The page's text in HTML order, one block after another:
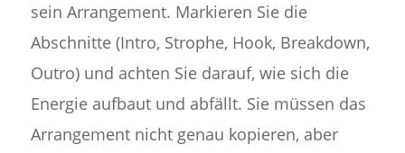
sein Arrangement. Markieren Sie die
Abschnitte (Intro, Strophe, Hook, Breakdown,
Outro) und achten Sie darauf, wie sich die
Energie aufbaut und abfällt. Sie müssen das
Arrangement nicht genau kopieren, aber